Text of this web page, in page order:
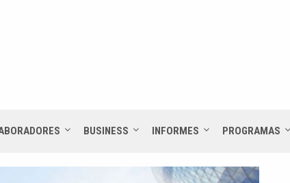
BUSINESS INFORMES PROGRAMAS